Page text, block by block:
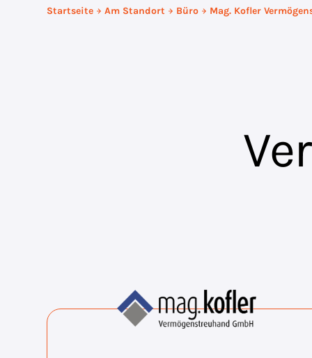
Startseite Am Standort Büro Mag. Kofler